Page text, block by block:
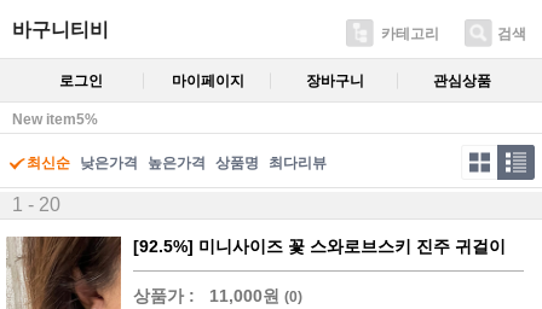
바구니티비 카테고리 검색
로그인 마이페이지 장바구니 관심상품
New item5%
최신순 낮은가격 높은가격 상품명 최다리뷰
1 - 20
[92.5%] 미니사이즈 꽃 스와로브스키 진주 귀걸이
상품가 : 11,000원 (0)